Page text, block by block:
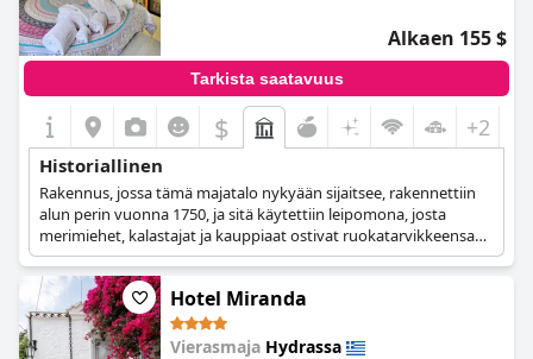
Alkaen 155 $
Tarkista saatavuus
$ +2
Historiallinen
Rakennus, jossa tämä majatalo nykyään sijaitsee, rakennettiin
alun perin vuonna 1750, ja sitä käytettiin leipomona, josta
merimiehet, kalastajat ja kauppiaat ostivat ruokatarvikkeensa
ennen pitkille matkoilleen lähtöä. Rakennus kunnostettiin
rakkaudella ja huolellisesti ennen kuin se muutettiin majataloksi,
mutta jotkin alkuperäisen rakennuksen elementit, kuten
kiviseinät ja rakennuksen kastanjapuun yksityiskohdat,
säilytettiin ennallaan.
Hotel Miranda
Vierasmaja Hydrassa